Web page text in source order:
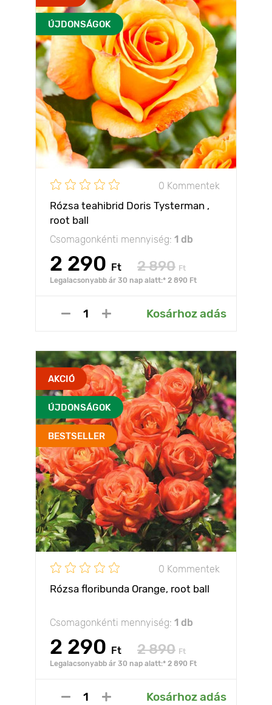
ÚJDONSÁGOK
0 Kommentek
Rózsa teahibrid Doris Tysterman ,
root ball
Csomagonkénti mennyiség: 1 db
2 290 Ft 2 890 Ft
Legalacsonyabb ár 30 nap alatt:* 2 890 Ft
Kosárhoz adás
AKCIÓ
ÚJDONSÁGOK
BESTSELLER
0 Kommentek
Rózsa floribunda Orange, root ball
Csomagonkénti mennyiség: 1 db
2 290 Ft 2 890 Ft
Legalacsonyabb ár 30 nap alatt:* 2 890 Ft
Kosárhoz adás